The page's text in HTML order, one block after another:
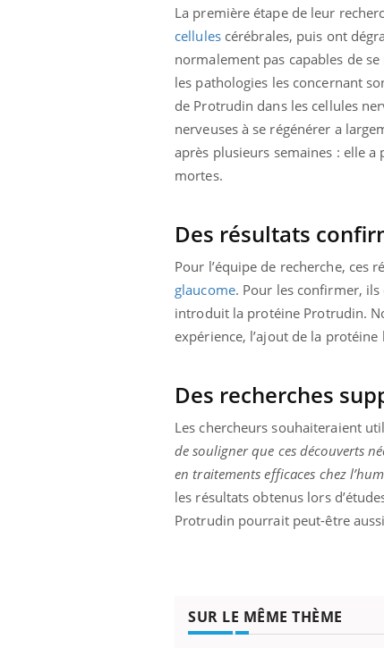
La première étape de leur
cellulescérébrales, puis ont
normalement pas capables de
les pathologies les concernant
de Protrudin dans les cellules
nerveuses à se régénérer a
après plusieurs semaines : elle a
mortes.
Des résultats
Pour l’équipe de recherche,
glaucome. Pour les confirmer,
introduit la protéine Protrudin.
expérience, l’ajout de la protéine
Des recherches
Les chercheurs souhaiteraient
de souligner que ces découverts
en traitements efficaces chez
les résultats obtenus lors
Protrudin pourrait peut-être
SUR LE MÊME THÈME
Carence en fer : comprendre pour
Youtube
Fatigue, irritabilité, brouillard mental ou
même alopécie… Les symptômes de la
carence en fer sont multiples ce qui la rend